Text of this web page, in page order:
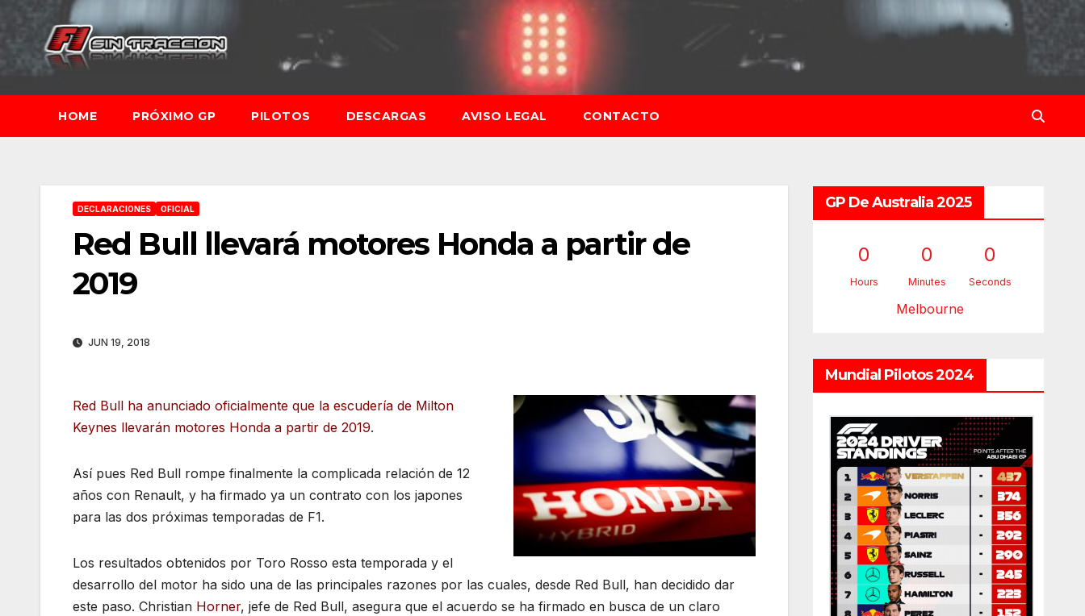
Saltar
contenido
HOME PRÓXIMO GP PILOTOS DESCARGAS AVISO LEGAL CONTACTO
DECLARACIONES OFICIAL
Red Bull llevará motores Honda a partir de
2019
JUN 19, 2018
Red Bull ha anunciado oficialmente que la escudería de Milton
Keynes llevarán motores Honda a partir de 2019.
Así pues Red Bull rompe finalmente la complicada relación de 12
años con Renault, y ha firmado ya un contrato con los japones
para las dos próximas temporadas de F1.
Los resultados obtenidos por Toro Rosso esta temporada y el
desarrollo del motor ha sido una de las principales razones por las cuales, desde Red Bull, han decidido dar
este paso. Christian Horner, jefe de Red Bull, asegura que el acuerdo se ha firmado en busca de un claro
GP De Australia 2025
0
Hours
0
Minutes
0
Seconds
Melbourne
Mundial Pilotos 2024